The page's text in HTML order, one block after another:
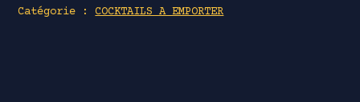
Collection"
Catégorie :COCKTAILS A EMPORTER